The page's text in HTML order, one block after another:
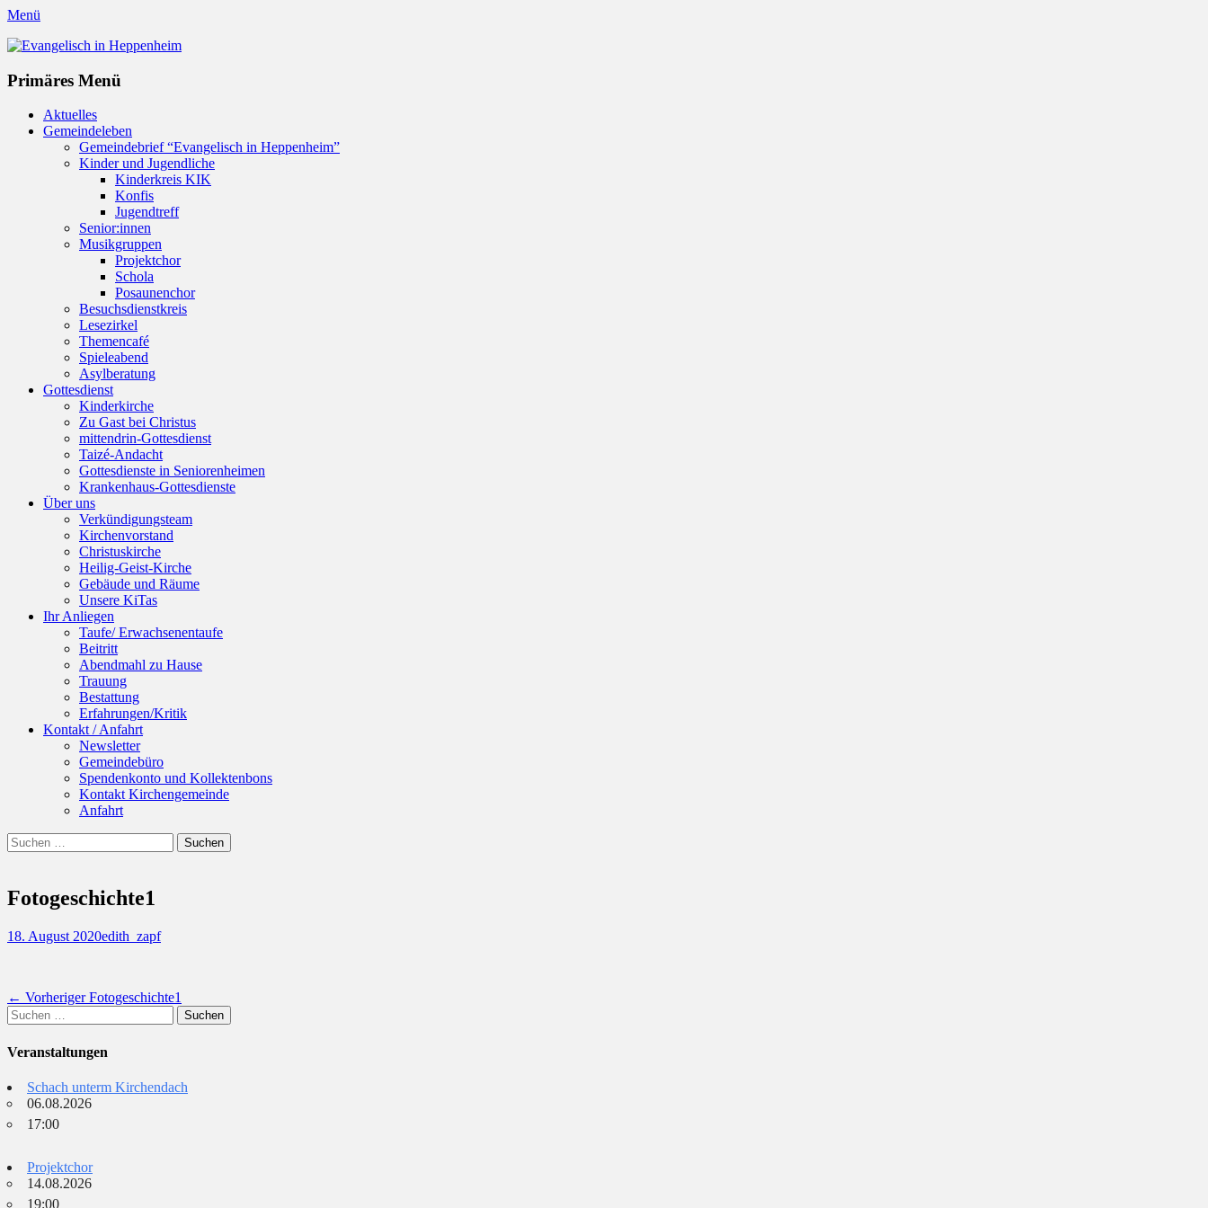
Menü
Evangelisch in Heppenheim
Primäres Menü
Zum
Inhalt
Aktuelles
Gemeindeleben
Gemeindebrief “Evangelisch in Heppenheim”
Kinder und Jugendliche
Kinderkreis KIK
Konfis
Jugendtreff
Senior:innen
Musikgruppen
Projektchor
Schola
Posaunenchor
Besuchsdienstkreis
Lesezirkel
Themencafé
Spieleabend
Asylberatung
Gottesdienst
Kinderkirche
Zu Gast bei Christus
mittendrin-Gottesdienst
Taizé-Andacht
Gottesdienste in Seniorenheimen
Krankenhaus-Gottesdienste
Über uns
Verkündigungsteam
Kirchenvorstand
Christuskirche
Heilig-Geist-Kirche
Gebäude und Räume
Unsere KiTas
Ihr Anliegen
Taufe/ Erwachsenentaufe
Beitritt
Abendmahl zu Hause
Trauung
Bestattung
Erfahrungen/Kritik
Kontakt / Anfahrt
Newsletter
Gemeindebüro
Spendenkonto und Kollektenbons
Kontakt Kirchengemeinde
Anfahrt
Suchen
Suchen
nach:
Fotogeschichte1
Posted
18. August 2020Autor
edith_zapf
Beitragsnavigation
← Vorheriger Vorheriger
Fotogeschichte1
Suchen
nach:
Veranstaltungen
Schach unterm Kirchendach
06.08.2026
17:00
Projektchor
14.08.2026
19:00